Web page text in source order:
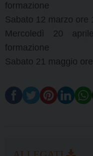
formazione
Sabato 12 marzo ore
Mercoledì 20
formazione
Sabato 21 maggio